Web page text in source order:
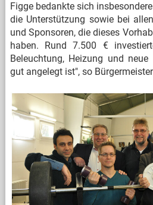
Figge bedankte sich
die Unterstützung sowie bei
und Sponsoren, die dieses
haben. Rund 7.500 €
Beleuchtung, Heizung und neue
gut angelegt ist", so